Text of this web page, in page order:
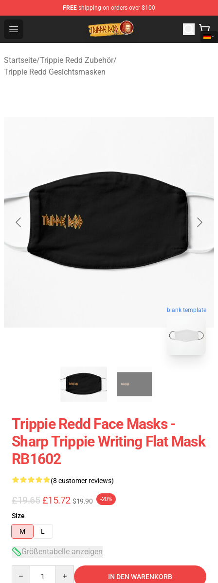
FREE shipping on orders over $100
Open menu
Trippie Redd Store - Official Trippie Redd Merchandise
Startseite/Trippie Redd Zubehör/
Trippie Redd Gesichtsmasken
blank template
Trippie Redd Face Masks -
Sharp Trippie Writing Flat Mask
RB1602
(8 customer reviews)
£19.65 £15.72 $19.90 -20%
Size
M
L
Größentabelle anzeigen
IN DEN WARENKORB